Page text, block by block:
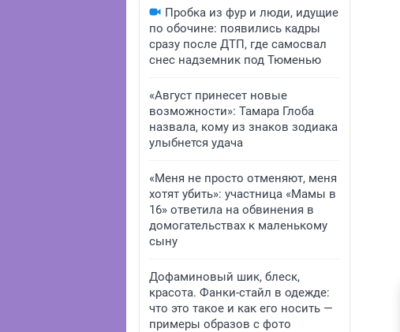
Пробка из фур и люди, идущие
по обочине: появились кадры
сразу после ДТП, где самосвал
снес надземник под Тюменью
«Август принесет новые
возможности»: Тамара Глоба
назвала, кому из знаков зодиака
улыбнется удача
«Меня не просто отменяют, меня
хотят убить»: участница «Мамы в
16» ответила на обвинения в
домогательствах к маленькому
сыну
Дофаминовый шик, блеск,
красота. Фанки-стайл в одежде:
что это такое и как его носить —
примеры образов с фото